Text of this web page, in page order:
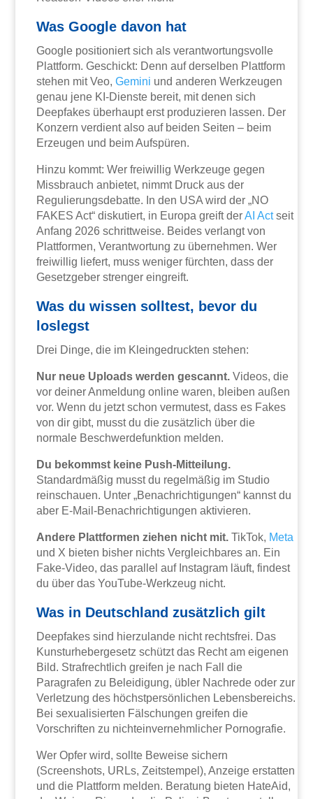
Was Google davon hat
Google positioniert sich als verantwortungsvolle
Plattform. Geschickt: Denn auf derselben Plattform
stehen mit Veo,Gemini und anderen Werkzeugen
genau jene KI-Dienste bereit, mit denen sich
Deepfakes überhaupt erst produzieren lassen. Der
Konzern verdient also auf beiden Seiten – beim
Erzeugen und beim Aufspüren.
Hinzu kommt: Wer freiwillig Werkzeuge gegen
Missbrauch anbietet, nimmt Druck aus der
Regulierungsdebatte. In den USA wird der „NO
FAKES Act“ diskutiert, in Europa greift derAI Actseit
Anfang 2026 schrittweise. Beides verlangt von
Plattformen, Verantwortung zu übernehmen. Wer
freiwillig liefert, muss weniger fürchten, dass der
Gesetzgeber strenger eingreift.
Was du wissen solltest, bevor du
loslegst
Drei Dinge, die im Kleingedruckten stehen:
Nur neue Uploads werden gescannt. Videos, die
vor deiner Anmeldung online waren, bleiben außen
vor. Wenn du jetzt schon vermutest, dass es Fakes
von dir gibt, musst du die zusätzlich über die
normale Beschwerdefunktion melden.
Du bekommst keine Push-Mitteilung.
Standardmäßig musst du regelmäßig im Studio
reinschauen. Unter „Benachrichtigungen“ kannst du
aber E-Mail-Benachrichtigungen aktivieren.
Andere Plattformen ziehen nicht mit. TikTok, Meta
und X bieten bisher nichts Vergleichbares an. Ein
Fake-Video, das parallel auf Instagram läuft, findest
du über das YouTube-Werkzeug nicht.
Was in Deutschland zusätzlich gilt
Deepfakes sind hierzulande nicht rechtsfrei. Das
Kunsturhebergesetz schützt das Recht am eigenen
Bild. Strafrechtlich greifen je nach Fall die
Paragrafen zu Beleidigung, übler Nachrede oder zur
Verletzung des höchstpersönlichen Lebensbereichs.
Bei sexualisierten Fälschungen greifen die
Vorschriften zu nichteinvernehmlicher Pornografie.
Wer Opfer wird, sollte Beweise sichern
(Screenshots, URLs, Zeitstempel), Anzeige erstatten
und die Plattform melden. Beratung bieten HateAid,